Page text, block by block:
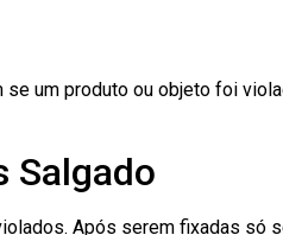
um produto ou objeto foi
Salgado
Após serem fixadas só